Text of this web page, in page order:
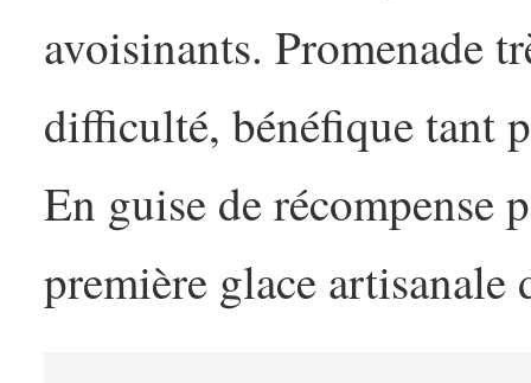
avoisinants. Promenade
difficulté, bénéfique tant
En guise de récompense
première glace artisanale